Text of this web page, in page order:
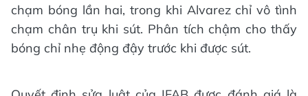
chạm bóng lần hai, trong khi Alvarez chỉ vô tình
chạm chân trụ khi sút. Phân tích chậm cho thấy
bóng chỉ nhẹ động đậy trước khi được sút.